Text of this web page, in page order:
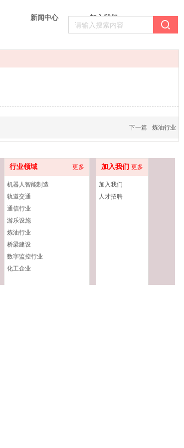
新闻中心 加入我们
下一篇 炼油行业
行业领域 更多
机器人智能制造
轨道交通
通信行业
游乐设施
炼油行业
桥梁建设
数字监控行业
化工企业
加入我们 更多
加入我们
人才招聘